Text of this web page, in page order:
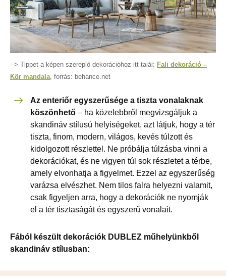
--> Tippet a képen szereplő dekorációhoz itt talál: Fali dekoráció –
Kör mandala , forrás: behance.net
Az enteriőr egyszerűsége a tiszta vonalaknak
köszönhető – ha közelebbről megvizsgáljuk a
skandináv stílusú helyiségeket, azt látjuk, hogy a tér
tiszta, finom, modern, világos, kevés túlzott és
kidolgozott részlettel. Ne próbálja túlzásba vinni a
dekorációkat, és ne vigyen túl sok részletet a térbe,
amely elvonhatja a figyelmet. Ezzel az egyszerűség
varázsa elvészhet. Nem tilos falra helyezni valamit,
csak figyeljen arra, hogy a dekorációk ne nyomják
el a tér tisztaságát és egyszerű vonalait.
Fából készült dekorációk DUBLEZ műhelyünkből
skandináv stílusban: